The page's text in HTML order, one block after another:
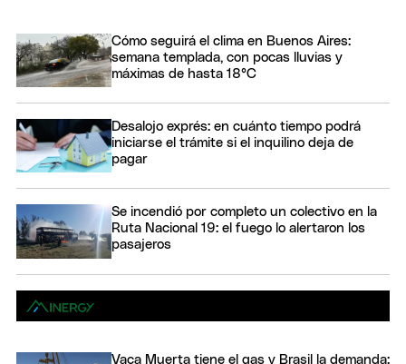
Cómo seguirá el clima en Buenos Aires:
semana templada, con pocas lluvias y
máximas de hasta 18°C
Desalojo exprés: en cuánto tiempo podrá
iniciarse el trámite si el inquilino deja de
pagar
Se incendió por completo un colectivo en la
Ruta Nacional 19: el fuego lo alertaron los
pasajeros
Vaca Muerta tiene el gas y Brasil la demanda: